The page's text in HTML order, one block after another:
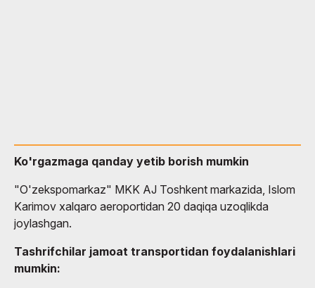
Ko'rgazmaga qanday yetib borish mumkin
"O'zekspomarkaz" MKK AJ Toshkent markazida, Islom
Karimov xalqaro aeroportidan 20 daqiqa uzoqlikda
joylashgan.
Tashrifchilar jamoat transportidan foydalanishlari
mumkin: